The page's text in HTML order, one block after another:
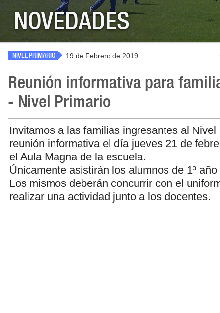
NOVEDADES
NIVEL PRIMARIO 19 de Febrero de 2019
Reunión informativa para
- Nivel Primario
Invitamos a las familias ingresantes al Nivel
reunión informativa el día jueves 21 de
el Aula Magna de la escuela.
Únicamente asistirán los alumnos de 1º
Los mismos deberán concurrir con el
realizar una actividad junto a los docentes.